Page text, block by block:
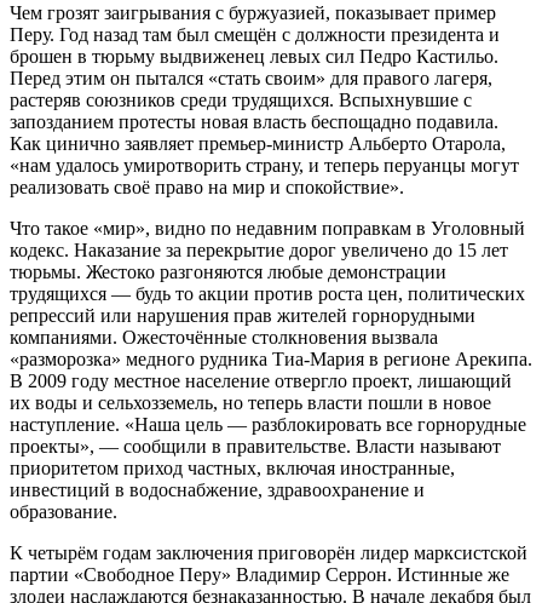
Чем грозят заигрывания с буржуазией, показывает пример
Перу. Год назад там был смещён с должности президента и
брошен в тюрьму выдвиженец левых сил Педро Кастильо.
Перед этим он пытался «стать своим» для правого лагеря,
растеряв союзников среди трудящихся. Вспыхнувшие с
запозданием протесты новая власть беспощадно подавила.
Как цинично заявляет премьер-министр Альберто Отарола,
«нам удалось умиротворить страну, и теперь перуанцы могут
реализовать своё право на мир и спокойствие».
Что такое «мир», видно по недавним поправкам в Уголовный
кодекс. Наказание за перекрытие дорог увеличено до 15 лет
тюрьмы. Жестоко разгоняются любые демонстрации
трудящихся — будь то акции против роста цен, политических
репрессий или нарушения прав жителей горнорудными
компаниями. Ожесточённые столкновения вызвала
«разморозка» медного рудника Тиа-Мария в регионе Арекипа.
В 2009 году местное население отвергло проект, лишающий
их воды и сельхозземель, но теперь власти пошли в новое
наступление. «Наша цель — разблокировать все горнорудные
проекты», — сообщили в правительстве. Власти называют
приоритетом приход частных, включая иностранные,
инвестиций в водоснабжение, здравоохранение и
образование.
К четырём годам заключения приговорён лидер марксистской
партии «Свободное Перу» Владимир Серрон. Истинные же
злодеи наслаждаются безнаказанностью. В начале декабря был